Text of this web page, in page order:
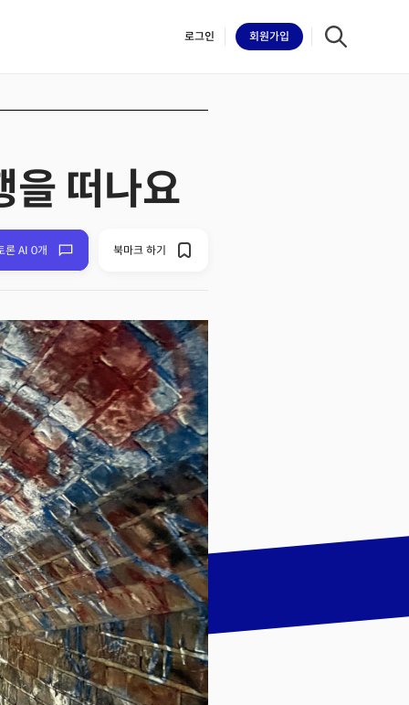
로그인 회원가입
을 떠나요
론 AI 0개 북마크 하기